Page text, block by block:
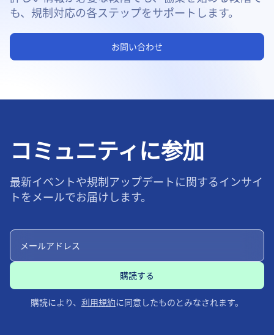
も、規制対応の各ステップをサポートします。
お問い合わせ
コミュニティに参加
最新イベントや規制アップデートに関するインサイ
トをメールでお届けします。
購読により、 利用規約に同意したものとみなされます。